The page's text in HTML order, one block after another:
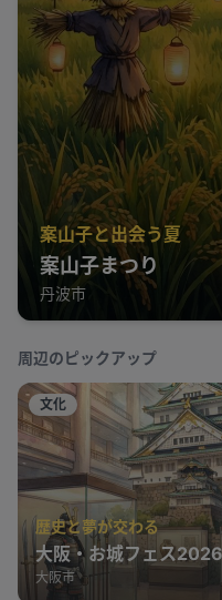
案山子と出会う夏
案山子まつり
丹波市
周辺のピックアップ
文化
歴史と夢が交わる
大阪・お城フェス2026
大阪市